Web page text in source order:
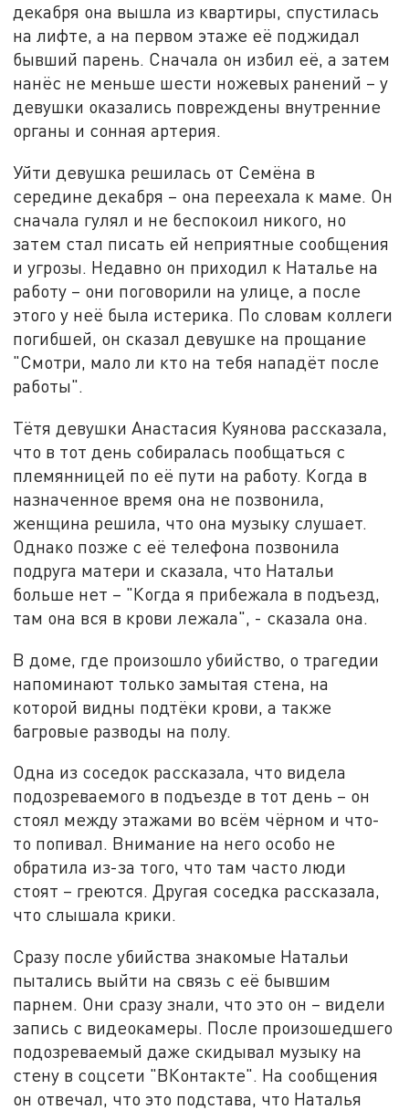
декабря она вышла из квартиры, спустилась
на лифте, а на первом этаже её поджидал
бывший парень. Сначала он избил её, а затем
нанёс не меньше шести ножевых ранений – у
девушки оказались повреждены внутренние
органы и сонная артерия.
Уйти девушка решилась от Семёна в
середине декабря – она переехала к маме. Он
сначала гулял и не беспокоил никого, но
затем стал писать ей неприятные сообщения
и угрозы. Недавно он приходил к Наталье на
работу – они поговорили на улице, а после
этого у неё была истерика. По словам коллеги
погибшей, он сказал девушке на прощание
"Смотри, мало ли кто на тебя нападёт после
работы".
Тётя девушки Анастасия Куянова рассказала,
что в тот день собиралась пообщаться с
племянницей по её пути на работу. Когда в
назначенное время она не позвонила,
женщина решила, что она музыку слушает.
Однако позже с её телефона позвонила
подруга матери и сказала, что Натальи
больше нет – "Когда я прибежала в подъезд,
там она вся в крови лежала", - сказала она.
В доме, где произошло убийство, о трагедии
напоминают только замытая стена, на
которой видны подтёки крови, а также
багровые разводы на полу.
Одна из соседок рассказала, что видела
подозреваемого в подъезде в тот день – он
стоял между этажами во всём чёрном и что-
то попивал. Внимание на него особо не
обратила из-за того, что там часто люди
стоят – греются. Другая соседка рассказала,
что слышала крики.
Сразу после убийства знакомые Натальи
пытались выйти на связь с её бывшим
парнем. Они сразу знали, что это он – видели
запись с видеокамеры. После произошедшего
подозреваемый даже скидывал музыку на
стену в соцсети "ВКонтакте". На сообщения
он отвечал, что это подстава, что Наталья